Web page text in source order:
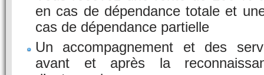
en cas de dépendance totale et
cas de dépendance partielle
Un accompagnement et des
avant et après la